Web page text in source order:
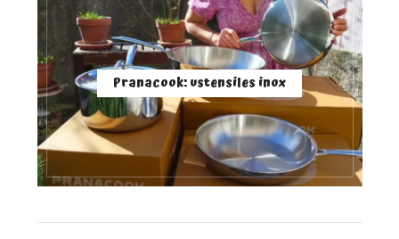
Pranacook: ustensiles inox